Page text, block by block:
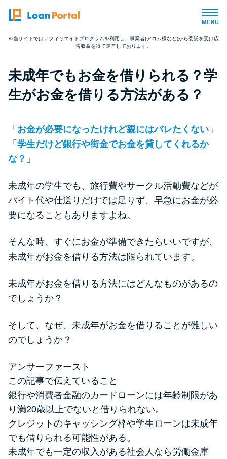
トップページ
おすすめコンテンツ
とにかくすぐ借りたい方向け
審査が不安な方向け
カードローン診断
カードローンQ&A
特集ページ
カードローンの見直しで40万円
得した話
最速！最短40分で借りられるカ
ードローン
※当サイトではアフィリエイトプログラムを利用し、事業者(アコム様など)から委託を受け広
告収益を得て運営しております。
未成年でもお金を借りられる？学
生がお金を借りる方法がある？
「 お金が必要になったけれど親にはバレたくない 」
「 学生だけど銀行や街金でお金を貸してくれるか
な？ 」
未成年の学生でも、旅行費やサークル活動費などが
バイト代や仕送りだけでは足りず、早急にお金が必
要になることもありますよね。
そんな時、すぐにお金が準備できたらいいですが、
未成年がお金を借りる方法は限られています。
未成年がお金を借りる方法にはどんなものがあるの
でしょうか？
そして、なぜ、未成年がお金を借りることが難しい
のでしょうか？
アンサーファースト
この記事で伝えていること
銀行や消費者金融のカードローンには年齢制限があ
り満20歳以上でないと借りられない。
クレジットのキャッシング枠や学生ローンは未成年
でも借りられる可能性がある。
未成年でも一定の収入がある社会人なら労働金庫